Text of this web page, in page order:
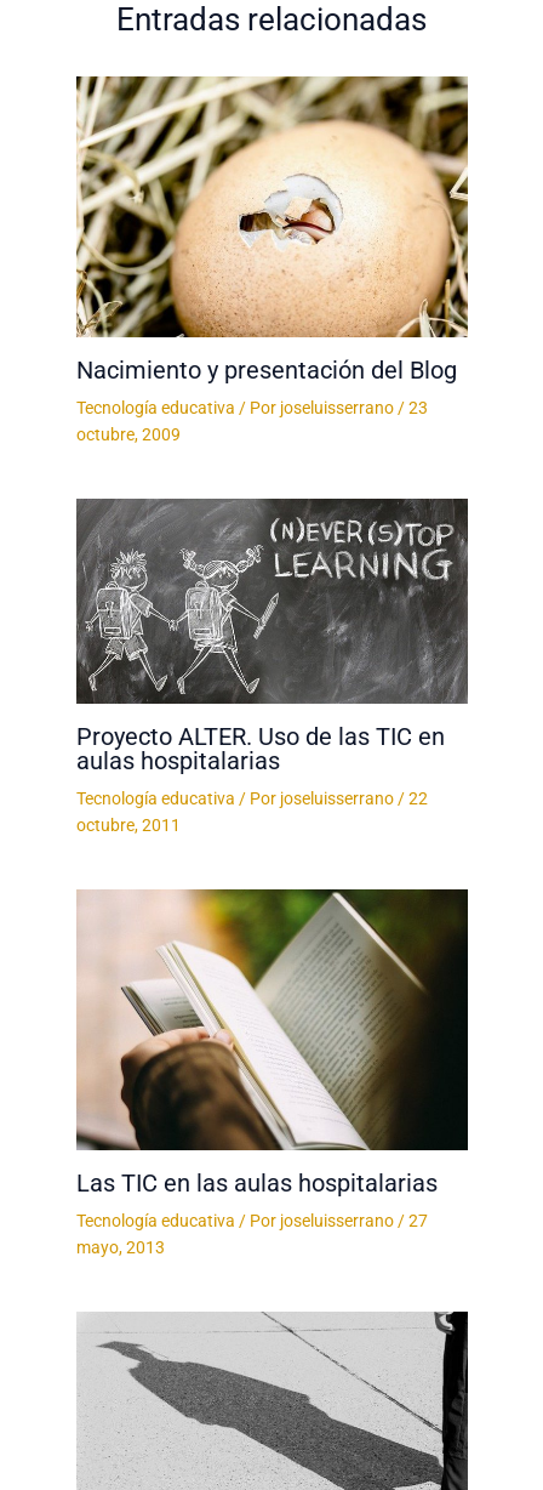
Entradas relacionadas
Nacimiento y presentación del Blog
Tecnología educativa / Por joseluisserrano /23
octubre, 2009
Proyecto ALTER. Uso de las TIC en
aulas hospitalarias
Tecnología educativa / Por joseluisserrano/22
octubre, 2011
Las TIC en las aulas hospitalarias
Tecnología educativa / Por joseluisserrano/27
mayo, 2013